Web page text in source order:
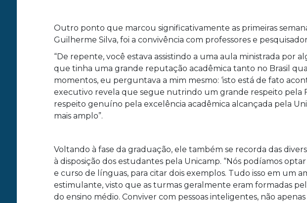
Outro ponto que marcou significativamente as primeiras
Guilherme Silva, foi a convivência com professores e
“De repente, você estava assistindo a uma aula ministrada por
que tinha uma grande reputação acadêmica tanto no Brasil
momentos, eu perguntava a mim mesmo: ‘isto está de fato
executivo revela que segue nutrindo um grande respeito pela
respeito genuíno pela excelência acadêmica alcançada pela
mais amplo”.
Voltando à fase da graduação, ele também se recorda das
à disposição dos estudantes pela Unicamp. “Nós podíamos
e curso de línguas, para citar dois exemplos. Tudo isso em um
estimulante, visto que as turmas geralmente eram formadas
do ensino médio. Conviver com pessoas inteligentes, não